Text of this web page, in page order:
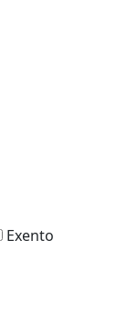
Exento